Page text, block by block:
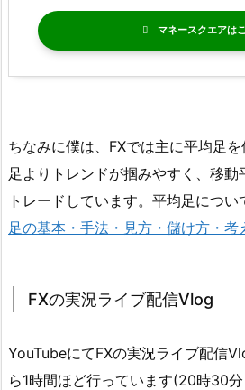
マネースクエア
ちなみに僕は、FXでは主に平均足
足よりトレンドが掴みやすく、移動
トレードしています。平均足につ
足の基本・手法・見方・儲け方・
FXの実況ライブ配信Vlog
YouTubeにてFXの実況ライブ配信
ら1時間ほど行っています(20時30